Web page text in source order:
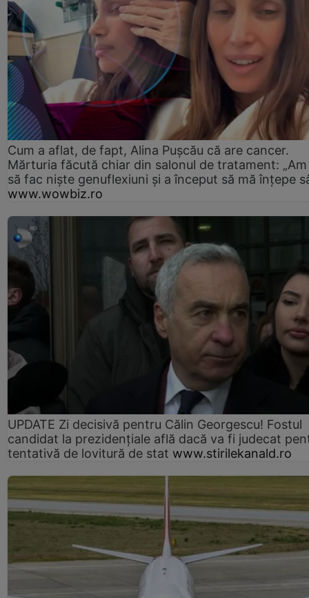
Cum a aflat, de fapt, Alina Pușcău că are cancer.
Mărturia făcută chiar din salonul de tratament:
să fac niște genuflexiuni și a început să mă înțepe
www.wowbiz.ro
UPDATE Zi decisivă pentru Călin Georgescu! Fostul
candidat la prezidențiale află dacă va fi judecat
tentativă de lovitură de stat www.stirilekanald.ro